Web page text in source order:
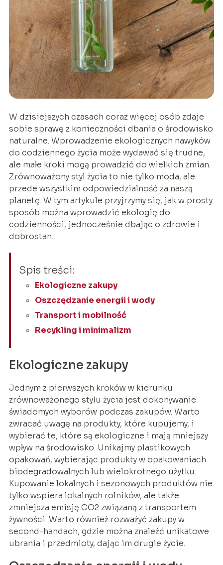
W dzisiejszych czasach coraz więcej osób zdaje
sobie sprawę z konieczności dbania o środowisko
naturalne. Wprowadzenie ekologicznych nawyków
do codziennego życia może wydawać się trudne,
ale małe kroki mogą prowadzić do wielkich zmian.
Zrównoważony styl życia to nie tylko moda, ale
przede wszystkim odpowiedzialność za naszą
planetę. W tym artykule przyjrzymy się, jak w prosty
sposób można wprowadzić ekologię do
codzienności, jednocześnie dbając o zdrowie i
dobrostan.
Spis treści:
Ekologiczne zakupy
Oszczędzanie energii i wody
Transport i mobilność
Recykling i minimalizm
Ekologiczne zakupy
Jednym z pierwszych kroków w kierunku
zrównoważonego stylu życia jest dokonywanie
świadomych wyborów podczas zakupów. Warto
zwracać uwagę na produkty, które kupujemy, i
wybierać te, które są ekologiczne i mają mniejszy
wpływ na środowisko. Unikajmy plastikowych
opakowań, wybierając produkty w opakowaniach
biodegradowalnych lub wielokrotnego użytku.
Kupowanie lokalnych i sezonowych produktów nie
tylko wspiera lokalnych rolników, ale także
zmniejsza emisję CO2 związaną z transportem
żywności. Warto również rozważyć zakupy w
second-handach, gdzie można znaleźć unikatowe
ubrania i przedmioty, dając im drugie życie.